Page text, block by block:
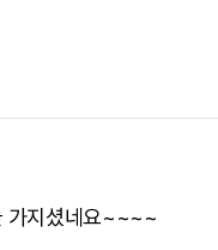
가지셨네요~~~~